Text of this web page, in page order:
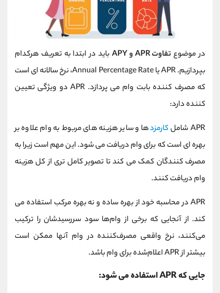
در موضوع تفاوت APR و APY
باید در ابتدا به تعریف هرکدام
بپردازیم. APR یا Annual Percentage Rate، نرخ سالانه ای است
که مصرف کننده بابت وام می پردازد. APR دو ویژگی تعیین
کننده دارد:
APR شامل
کارمزدها و سایر هزینه های مربوط به وام علاوه بر
بهره ای است که برای وام دریافت می شود. این مهم است زیرا به
مصرف کنندگان کمک می کند تا تصویر کامل تری از کل هزینه
وام دریافت کنند.
APR در محاسبه خود از بهره ساده و نه بهره مرکب استفاده می
کند. از آنجایی که برخی از وام‌ها سود سررسیدشان را ترکیب
می‌کنند، نرخ واقعی مصرف‌کننده در وام آنها ممکن است
بیشتر از APR اعلام‌شده برای وام باشد.
جایی که APR استفاده می شود: